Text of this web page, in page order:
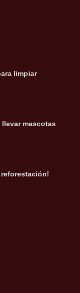
limpiar
mascotas
reforestación!